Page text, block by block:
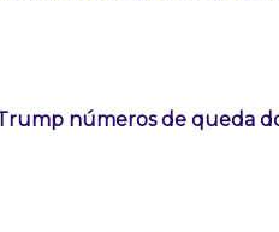
números de queda